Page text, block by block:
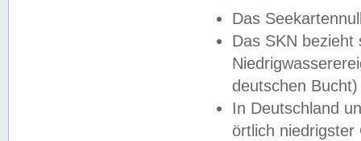
Das
Das SKN
deutschen
In Deutschland
örtlich